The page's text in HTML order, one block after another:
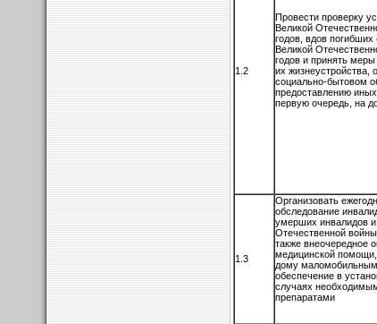
1.2
Провести проверку
Великой
годов, вдов
Великой
годов и принять
их жизнеустройства,
социально-бытовом
предоставлению
первую очередь, на
1.3
Организовать
обследование
умерших инвалидов
Отечественной
также внеочередное
медицинской
дому
обеспечение в
случаях
препаратами